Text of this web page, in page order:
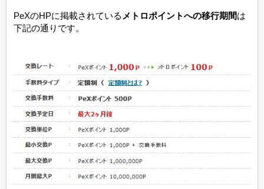
PeXのHPに掲載されている メトロポイントへの移行期間は
下記の通りです。